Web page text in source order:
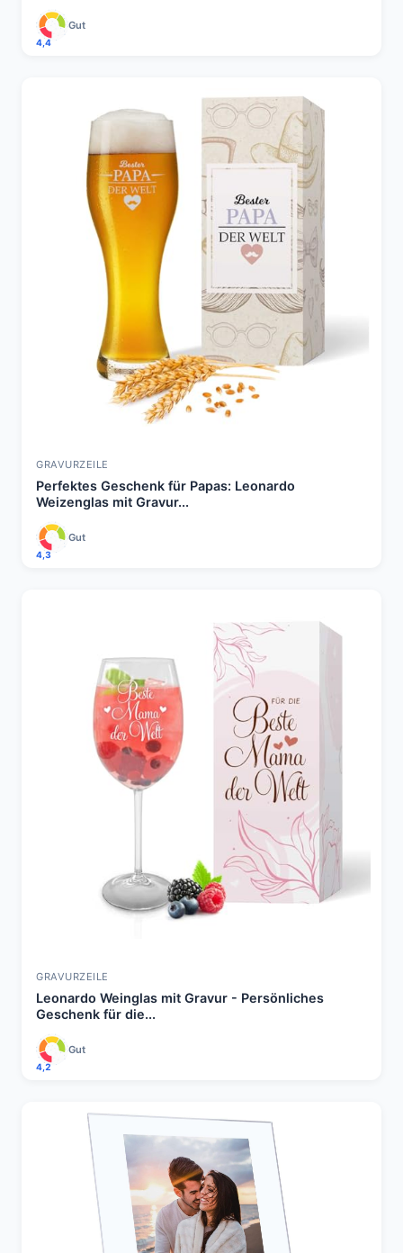
4,4
Gut
GRAVURZEILE
Perfektes Geschenk für Papas: Leonardo
Weizenglas mit Gravur...
4,3
Gut
GRAVURZEILE
Leonardo Weinglas mit Gravur - Persönliches
Geschenk für die...
4,2
Gut